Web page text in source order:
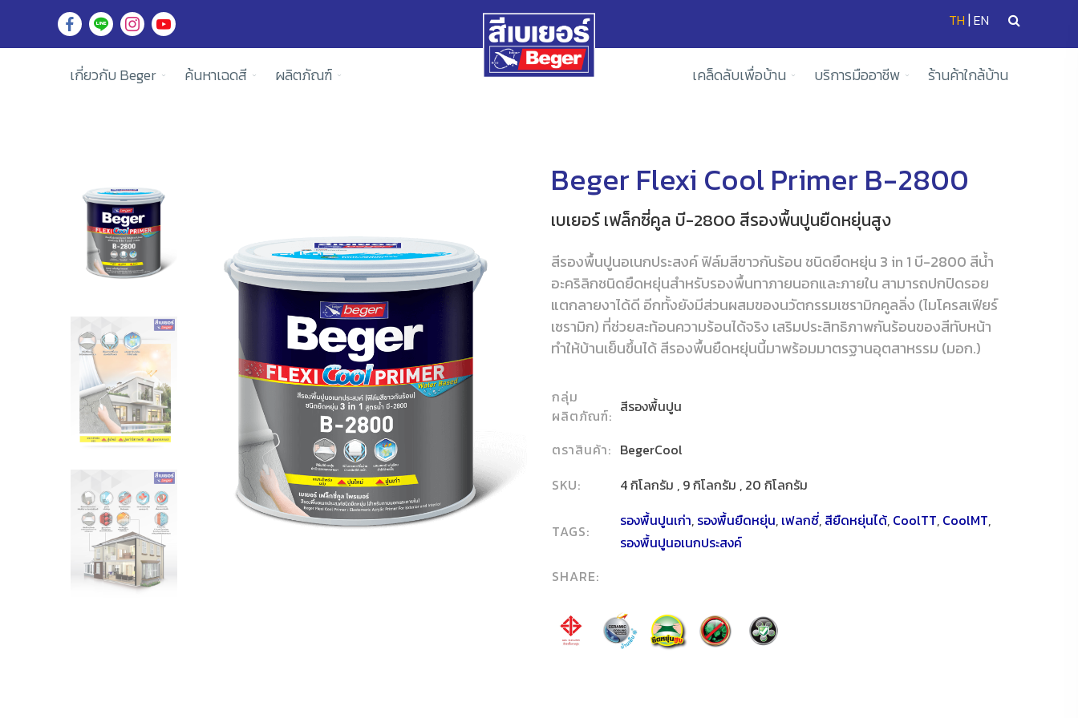
TH |EN
เกี่ยวกับ Beger ค้นหาเฉดสี ผลิตภัณฑ์ เคล็ดลับเพื่อบ้าน บริการมืออาชีพ ร้านค้าใกล้บ้าน
Beger Flexi Cool Primer B-2800
เบเยอร์ เฟล็กซี่คูล บี-2800 สีรองพื้นปูนยืดหยุ่นสูง
สีรองพื้นปูนอเนกประสงค์ ฟิล์มสีขาวกันร้อน ชนิดยืดหยุ่น 3 in 1 บี-2800 สีน้ำ
อะคริลิกชนิดยืดหยุ่นสำหรับรองพื้นทาภายนอกและภายใน สามารถปกปิดรอย
แตกลายงาได้ดี อีกทั้งยังมีส่วนผสมของนวัตกรรมเซรามิกคูลลิ่ง (ไมโครสเฟียร์
เซรามิก) ที่ช่วยสะท้อนความร้อนได้จริง เสริมประสิทธิภาพกันร้อนของสีทับหน้า
ทำให้บ้านเย็นขึ้นได้ สีรองพื้นยืดหยุ่นนี้มาพร้อมมาตรฐานอุตสาหรรม (มอก.)
กลุ่ม
ผลิตภัณฑ์: สีรองพื้นปูน
ตราสินค้า: BegerCool
SKU:
4 กิโลกรัม , 9 กิโลกรัม , 20 กิโลกรัม
TAGS:
รองพื้นปูนเก่า, รองพื้นยืดหยุ่น, เฟลกซี่, สียืดหยุ่นได้, CoolTT, CoolMT,
รองพื้นปูนอเนกประสงค์
SHARE: